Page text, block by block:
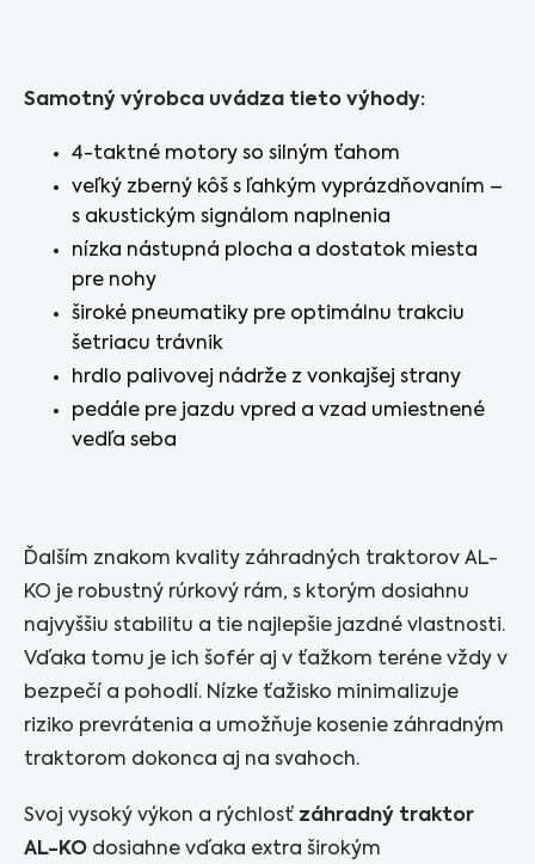
Samotný výrobca uvádza tieto výhody:
4-taktné motory so silným ťahom
veľký zberný kôš s ľahkým vyprázdňovaním –
s akustickým signálom naplnenia
nízka nástupná plocha a dostatok miesta
pre nohy
široké pneumatiky pre optimálnu trakciu
šetriacu trávnik
hrdlo palivovej nádrže z vonkajšej strany
pedále pre jazdu vpred a vzad umiestnené
vedľa seba
Ďalším znakom kvality záhradných traktorov AL-
KO je robustný rúrkový rám, s ktorým dosiahnu
najvyššiu stabilitu a tie najlepšie jazdné vlastnosti.
Vďaka tomu je ich šofér aj v ťažkom teréne vždy v
bezpečí a pohodlí. Nízke ťažisko minimalizuje
riziko prevrátenia a umožňuje kosenie záhradným
traktorom dokonca aj na svahoch.
Svoj vysoký výkon a rýchlosť záhradný traktor
AL-KO dosiahne vďaka extra širokým